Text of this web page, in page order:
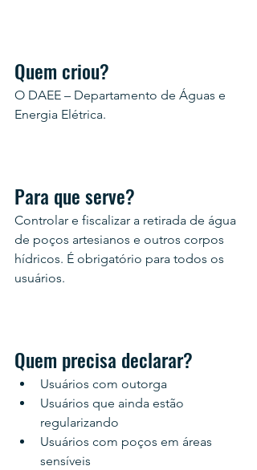
Quem criou?
O DAEE – Departamento de Águas e
Energia Elétrica.
Para que serve?
Controlar e fiscalizar a retirada de água
de poços artesianos e outros corpos
hídricos. É obrigatório para todos os
usuários.
Quem precisa declarar?
Usuários com outorga
Usuários que ainda estão
regularizando
Usuários com poços em áreas
sensíveis